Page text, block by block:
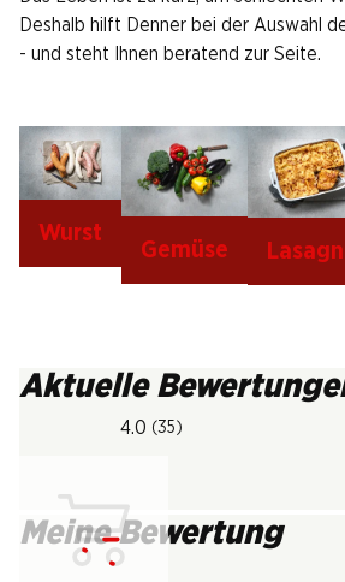
Deshalb hilft Denner bei der Auswahl
- und steht Ihnen beratend zur Seite.
Wurst
Gemüse
Aktuelle
4.0 (35)
Meine Bewertung